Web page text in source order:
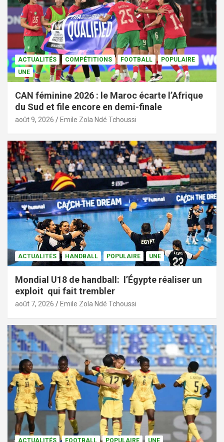
ACTUALITÉS COMPÉTITIONS FOOTBALL
POPULAIRE
UNE
CAN féminine 2026 : le Maroc écarte l’Afrique
du Sud et file encore en demi-finale
août 9, 2026 Emile Zola Ndé Tchoussi
ACTUALITÉS HANDBALL POPULAIRE UNE
Mondial U18 de handball: l’Égypte réaliser un
exploit qui fait trembler
août 7, 2026 Emile Zola Ndé Tchoussi
ACTUALITÉS FOOTBALL POPULAIRE UNE